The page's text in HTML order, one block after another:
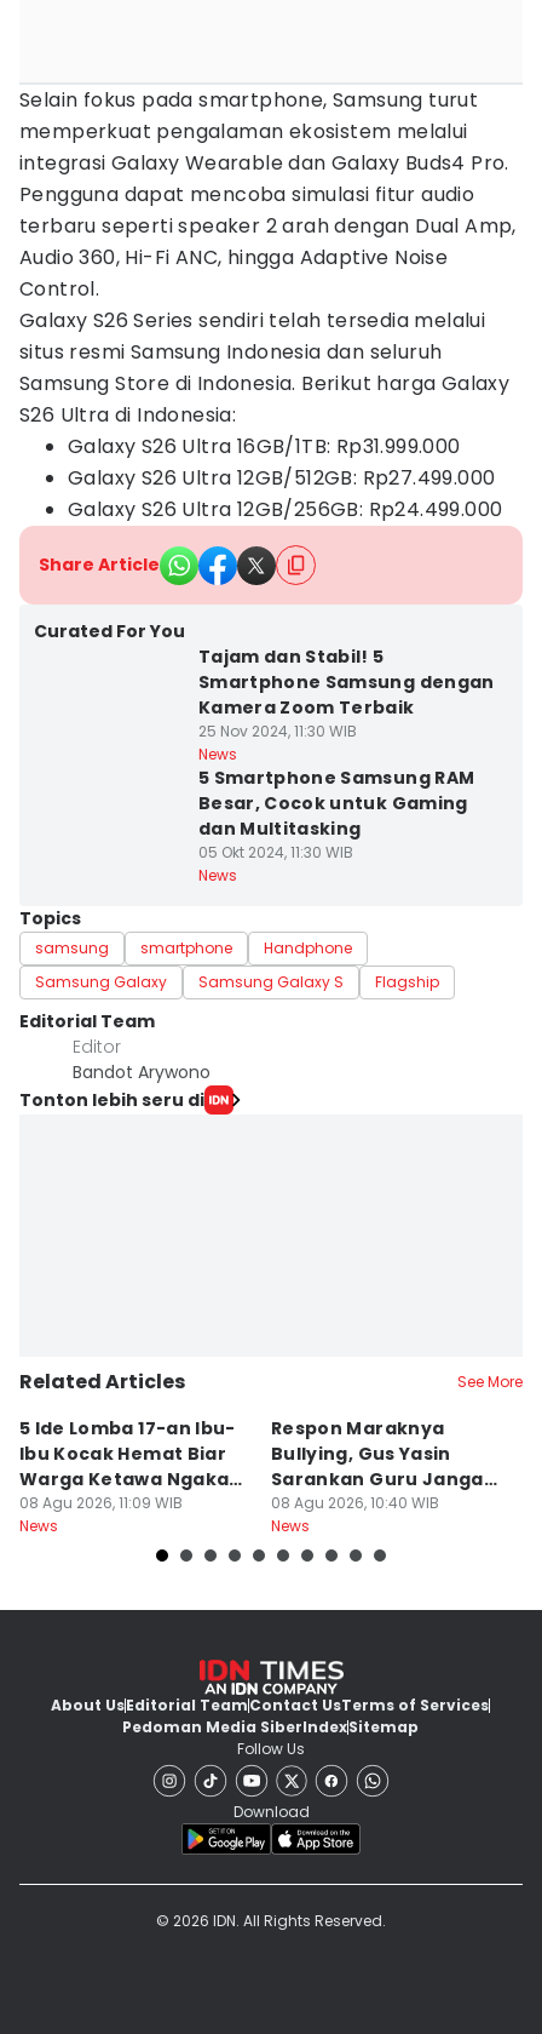
Selain fokus pada smartphone, Samsung turut
memperkuat pengalaman ekosistem melalui
integrasi Galaxy Wearable dan Galaxy Buds4 Pro.
Pengguna dapat mencoba simulasi fitur audio
terbaru seperti speaker 2 arah dengan Dual Amp,
Audio 360, Hi-Fi ANC, hingga Adaptive Noise
Control.
Galaxy S26 Series sendiri telah tersedia melalui
situs resmi Samsung Indonesia dan seluruh
Samsung Store di Indonesia. Berikut harga Galaxy
S26 Ultra di Indonesia:
Galaxy S26 Ultra 16GB/1TB: Rp31.999.000
Galaxy S26 Ultra 12GB/512GB: Rp27.499.000
Galaxy S26 Ultra 12GB/256GB: Rp24.499.000
Share Article
Curated For You
Tajam dan Stabil! 5
Smartphone Samsung dengan
Kamera Zoom Terbaik
25 Nov 2024, 11:30 WIB
News
5 Smartphone Samsung RAM
Besar, Cocok untuk Gaming
dan Multitasking
05 Okt 2024, 11:30 WIB
News
Topics
samsung smartphone
Handphone
Samsung Galaxy
Samsung Galaxy S Flagship
Editorial Team
Editor
Bandot Arywono
Tonton lebih seru di
Related Articles See More
5 Ide Lomba 17-an Ibu-
Ibu Kocak Hemat Biar
Warga Ketawa Ngakak
Pas Hari Kemerdekaan
08 Agu 2026, 11:09 WIB
News
Respon Maraknya
Bullying, Gus Yasin
Sarankan Guru Jangan
Bebani Siswa
08 Agu 2026, 10:40 WIB
News
About UsEditorial TeamContact UsTerms of Services
Pedoman Media SiberIndexSitemap
Follow Us
Download
© 2026 IDN. All Rights Reserved.